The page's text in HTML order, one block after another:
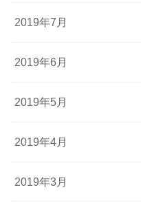
2019年7月
2019年6月
2019年5月
2019年4月
2019年3月